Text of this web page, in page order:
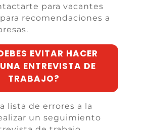
para vacantes
recomendaciones a
EVITAR HACER
ENTREVISTA DE
TRABAJO?
lista de errores a la
un seguimiento